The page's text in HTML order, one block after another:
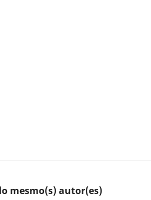
mesmo(s) autor(es)